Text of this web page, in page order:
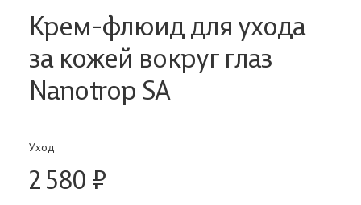
Крем-флюид для ухода
за кожей вокруг глаз
Nanotrop SA
Уход
2 580 ₽